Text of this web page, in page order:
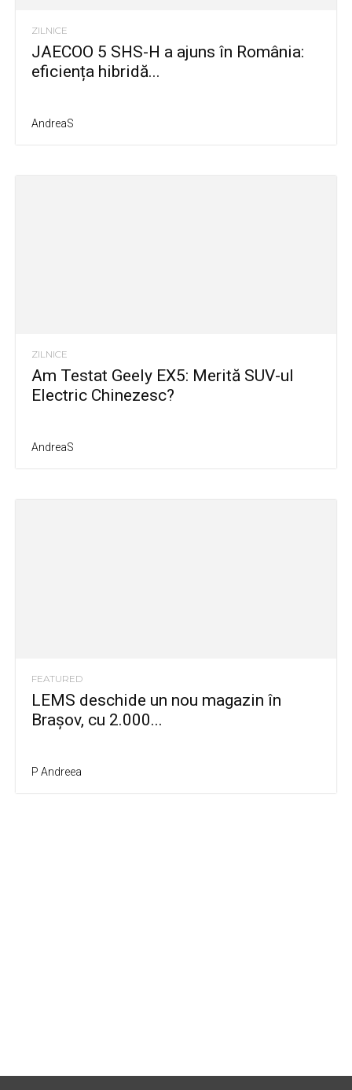
ZILNICE
JAECOO 5 SHS-H a ajuns în România:
eficiența hibridă...
AndreaS
ZILNICE
Am Testat Geely EX5: Merită SUV-ul
Electric Chinezesc?
AndreaS
FEATURED
LEMS deschide un nou magazin în
Brașov, cu 2.000...
P Andreea